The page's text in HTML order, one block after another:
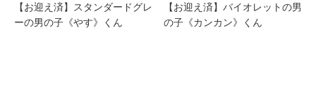
【お迎え済】スタンダードグレ
ーの男の子《やす》くん
【お迎え済】バイオレットの男
の子《カンカン》くん